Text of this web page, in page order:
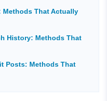
Methods That Actually
History: Methods That
Posts: Methods That